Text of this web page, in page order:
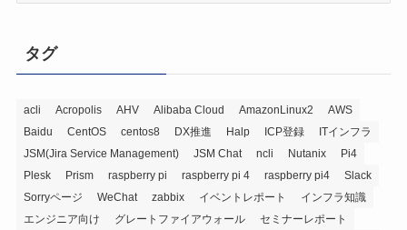
ブ
タグ
acli Acropolis AHV Alibaba Cloud AmazonLinux2
AWS
Baidu
CentOS centos8 DX推進 Halp ICP登録
ITインフラ
JSM(Jira Service Management)
JSM Chat ncli Nutanix
Pi4
Plesk
Prism raspberry pi raspberry pi 4 raspberry pi4
Slack
Sorryページ
WeChat zabbix イベントレポート
インフラ知識
エンジニア向け
グレートファイアウォール
セミナーレポート